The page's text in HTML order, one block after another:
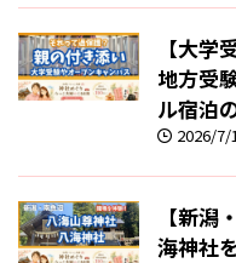
【大学
地方受
ル宿泊
2026/7/
【新
海神社